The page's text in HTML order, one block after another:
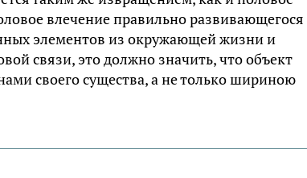
влечение правильно развивающегося
элементов из окружающей жизни и
связи, это должно значить, что объект
своего существа, а не только шириною